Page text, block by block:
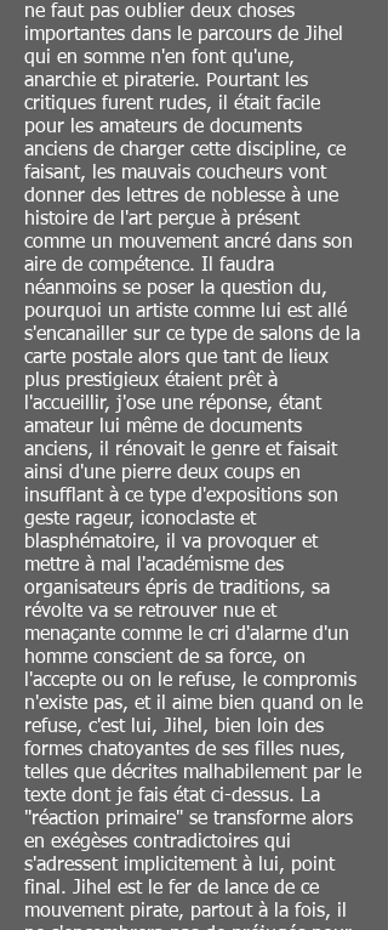
ne faut pas oublier deux choses
importantes dans le parcours de Jihel
qui en somme n'en font qu'une,
anarchie et piraterie. Pourtant les
critiques furent rudes, il était facile
pour les amateurs de documents
anciens de charger cette discipline, ce
faisant, les mauvais coucheurs vont
donner des lettres de noblesse à une
histoire de l'art perçue à présent
comme un mouvement ancré dans son
aire de compétence. Il faudra
néanmoins se poser la question du,
pourquoi un artiste comme lui est allé
s'encanailler sur ce type de salons de la
carte postale alors que tant de lieux
plus prestigieux étaient prêt à
l'accueillir, j'ose une réponse, étant
amateur lui même de documents
anciens, il rénovait le genre et faisait
ainsi d'une pierre deux coups en
insufflant à ce type d'expositions son
geste rageur, iconoclaste et
blasphématoire, il va provoquer et
mettre à mal l'académisme des
organisateurs épris de traditions, sa
révolte va se retrouver nue et
menaçante comme le cri d'alarme d'un
homme conscient de sa force, on
l'accepte ou on le refuse, le compromis
n'existe pas, et il aime bien quand on le
refuse, c'est lui, Jihel, bien loin des
formes chatoyantes de ses filles nues,
telles que décrites malhabilement par le
texte dont je fais état ci-dessus. La
"réaction primaire" se transforme alors
en exégèses contradictoires qui
s'adressent implicitement à lui, point
final. Jihel est le fer de lance de ce
mouvement pirate, partout à la fois, il